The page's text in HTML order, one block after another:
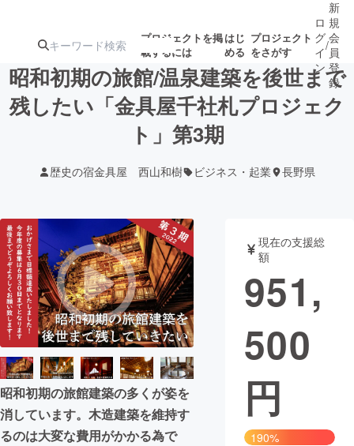
プロジェクトを掲
載するには
はじ
める
プロジェクト
をさがす
注目の新着プロ募集終了が近いプ
テクノロジー・ガジェット
映像・映画 書籍・雑誌
ビジネス・起業 チャレンジ
まちづくり・地域活性化
CAMPFIRE for Social Good
CAMPFIRE Creation
ロ
グ
イ
ン
/
新
規
会
員
登
録
昭和初期の旅館/温泉建築を後世まで
残したい「金具屋千社札プロジェク
ト」第3期
歴史の宿金具屋 西山和樹 ビジネス・起業 長野県
昭和初期の旅館建築の多くが姿を
消しています。木造建築を維持す
るのは大変な費用がかかる為で
現在の支援総
額
951,
500
円
190%